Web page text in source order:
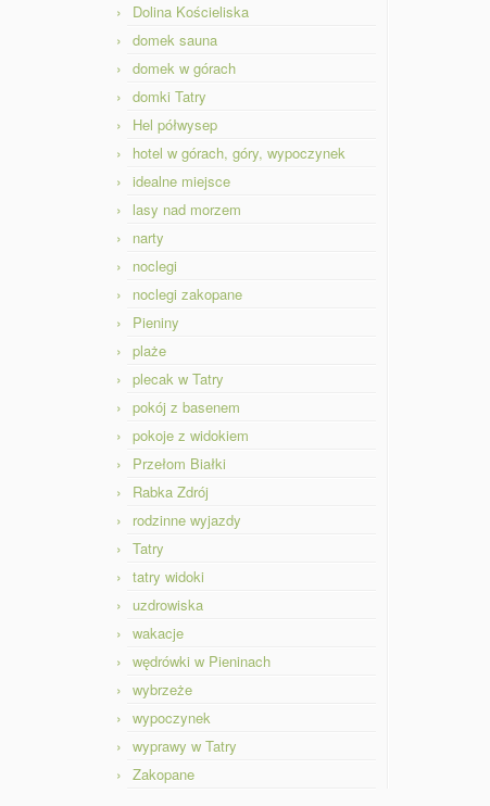
Dolina Kościeliska
domek sauna
domek w górach
domki Tatry
Hel półwysep
hotel w górach, góry, wypoczynek
idealne miejsce
lasy nad morzem
narty
noclegi
noclegi zakopane
Pieniny
plaże
plecak w Tatry
pokój z basenem
pokoje z widokiem
Przełom Białki
Rabka Zdrój
rodzinne wyjazdy
Tatry
tatry widoki
uzdrowiska
wakacje
wędrówki w Pieninach
wybrzeże
wypoczynek
wyprawy w Tatry
Zakopane